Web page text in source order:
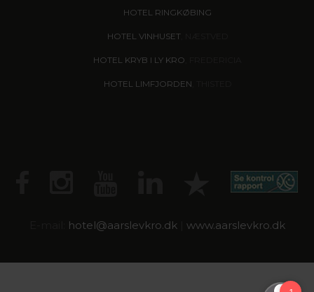
HOTEL RINGKØBING
HOTEL VINHUSET, NÆSTVED
HOTEL KRYB I LY KRO
HOTEL LIMFJORDEN
hotel@aarslevkro.dk| www.aarslevkro.dk